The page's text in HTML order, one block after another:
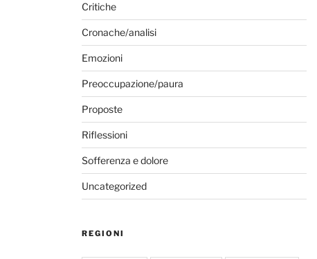
Critiche
Cronache/analisi
Emozioni
Preoccupazione/paura
Proposte
Riflessioni
Sofferenza e dolore
Uncategorized
REGIONI